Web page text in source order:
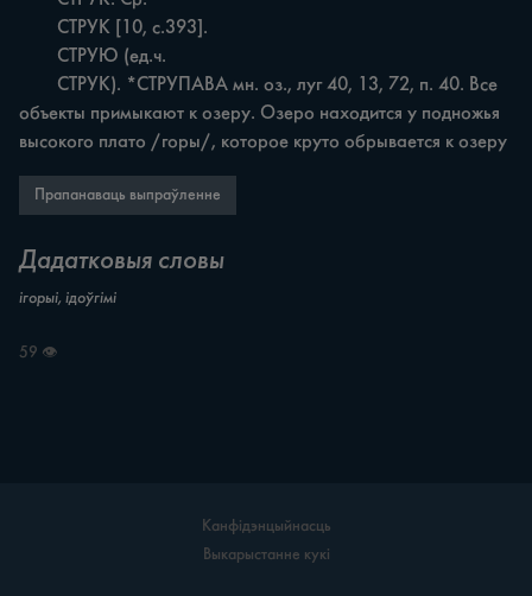
объекты примыкают к озеру. Озеро находится у подножья
высокого плато /горы/, которое круто обрывается к озеру
Прапанаваць выпраўленне
Дадатковыя словы
ігорыі, ідоўгімі
59 👁
Канфідэнцыйнасць
Выкарыстанне кукі